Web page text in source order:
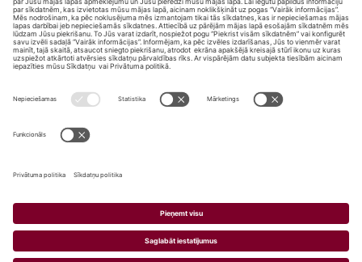
E-veikala lietošanas noteikumi
ALKOHOLA PĀRDOŠANA, IEGĀDĀŠANĀS UN
NODOŠANA NEPILNGADĪGĀM PERSONĀM IR
AIZLIEGTA.